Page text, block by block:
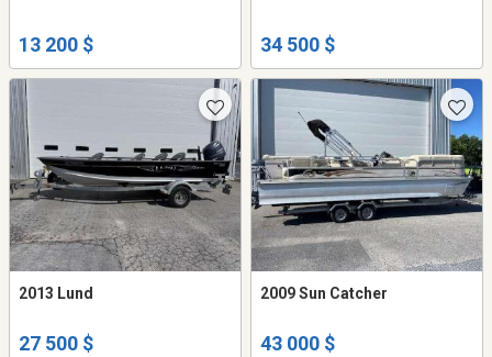
13 200 $ 34 500 $
2013 Lund
27 500 $
2009 Sun Catcher
43 000 $